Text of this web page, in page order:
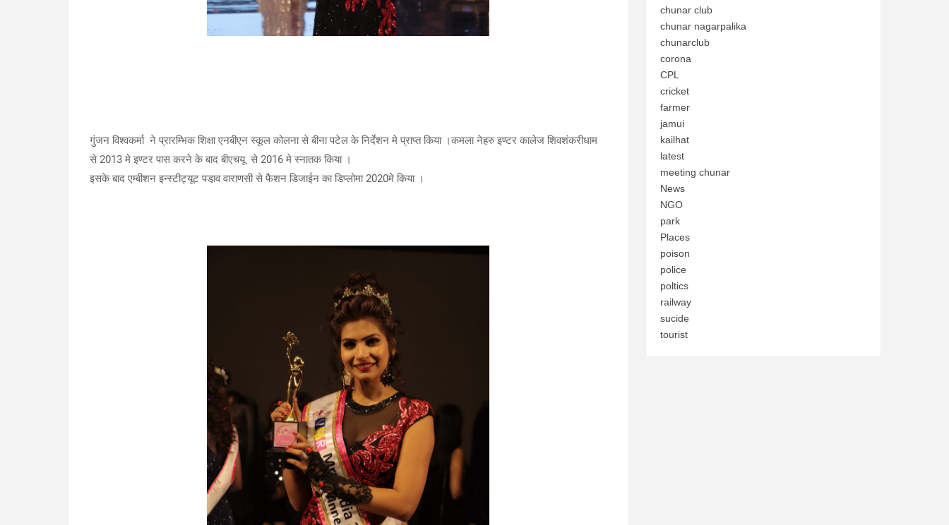
गुंजन विश्वकर्मा ने प्रारम्भिक शिक्षा एनबीएन स्कूल कोलना से बीना पटेल के निर्देशन मे प्राप्त किया ।कमला नेहरु इण्टर कालेज शिवशंकरीधाम
से 2013 मे इण्टर पास करने के बाद बीएचयू से 2016 मे स्नातक किया ।
इसके बाद एम्बीशन इन्स्टीट्यूट पडा़व वाराणसी से फैशन डिजाईन का डिप्लोमा 2020मे किया ।
chunar club
chunar nagarpalika
chunarclub
corona
CPL
cricket
farmer
jamui
kailhat
latest
meeting chunar
News
NGO
park
Places
poison
police
poltics
railway
sucide
tourist